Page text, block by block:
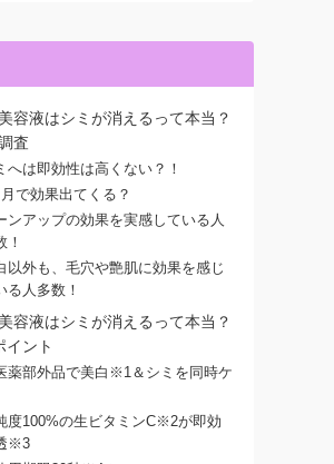
容液はシミが消えるって本当？
査
へは即効性は高くない？！
で効果出てくる？
ンアップの効果を実感している人
！
以外も、毛穴や艶肌に効果を感じ
る人多数！
容液はシミが消えるって本当？
イント
薬部外品で美白※1＆シミを同時ケ
度100%の生ビタミンC※2が即効
※3